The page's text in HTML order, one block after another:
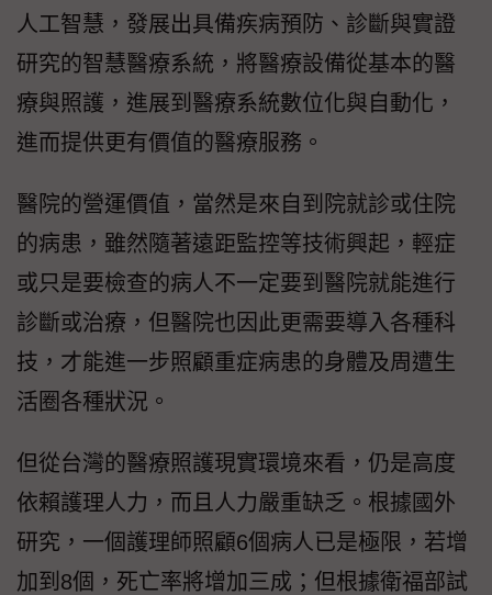
人工智慧，發展出具備疾病預防、診斷與實證
研究的智慧醫療系統，將醫療設備從基本的醫
療與照護，進展到醫療系統數位化與自動化，
進而提供更有價值的醫療服務。
醫院的營運價值，當然是來自到院就診或住院
的病患，雖然隨著遠距監控等技術興起，輕症
或只是要檢查的病人不一定要到醫院就能進行
診斷或治療，但醫院也因此更需要導入各種科
技，才能進一步照顧重症病患的身體及周遭生
活圈各種狀況。
但從台灣的醫療照護現實環境來看，仍是高度
依賴護理人力，而且人力嚴重缺乏。根據國外
研究，一個護理師照顧6個病人已是極限，若增
加到8個，死亡率將增加三成；但根據衛福部試